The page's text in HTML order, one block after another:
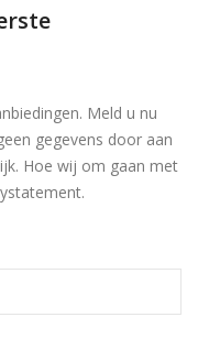
Meld u nu
gegevens door aan
Hoe wij om gaan met